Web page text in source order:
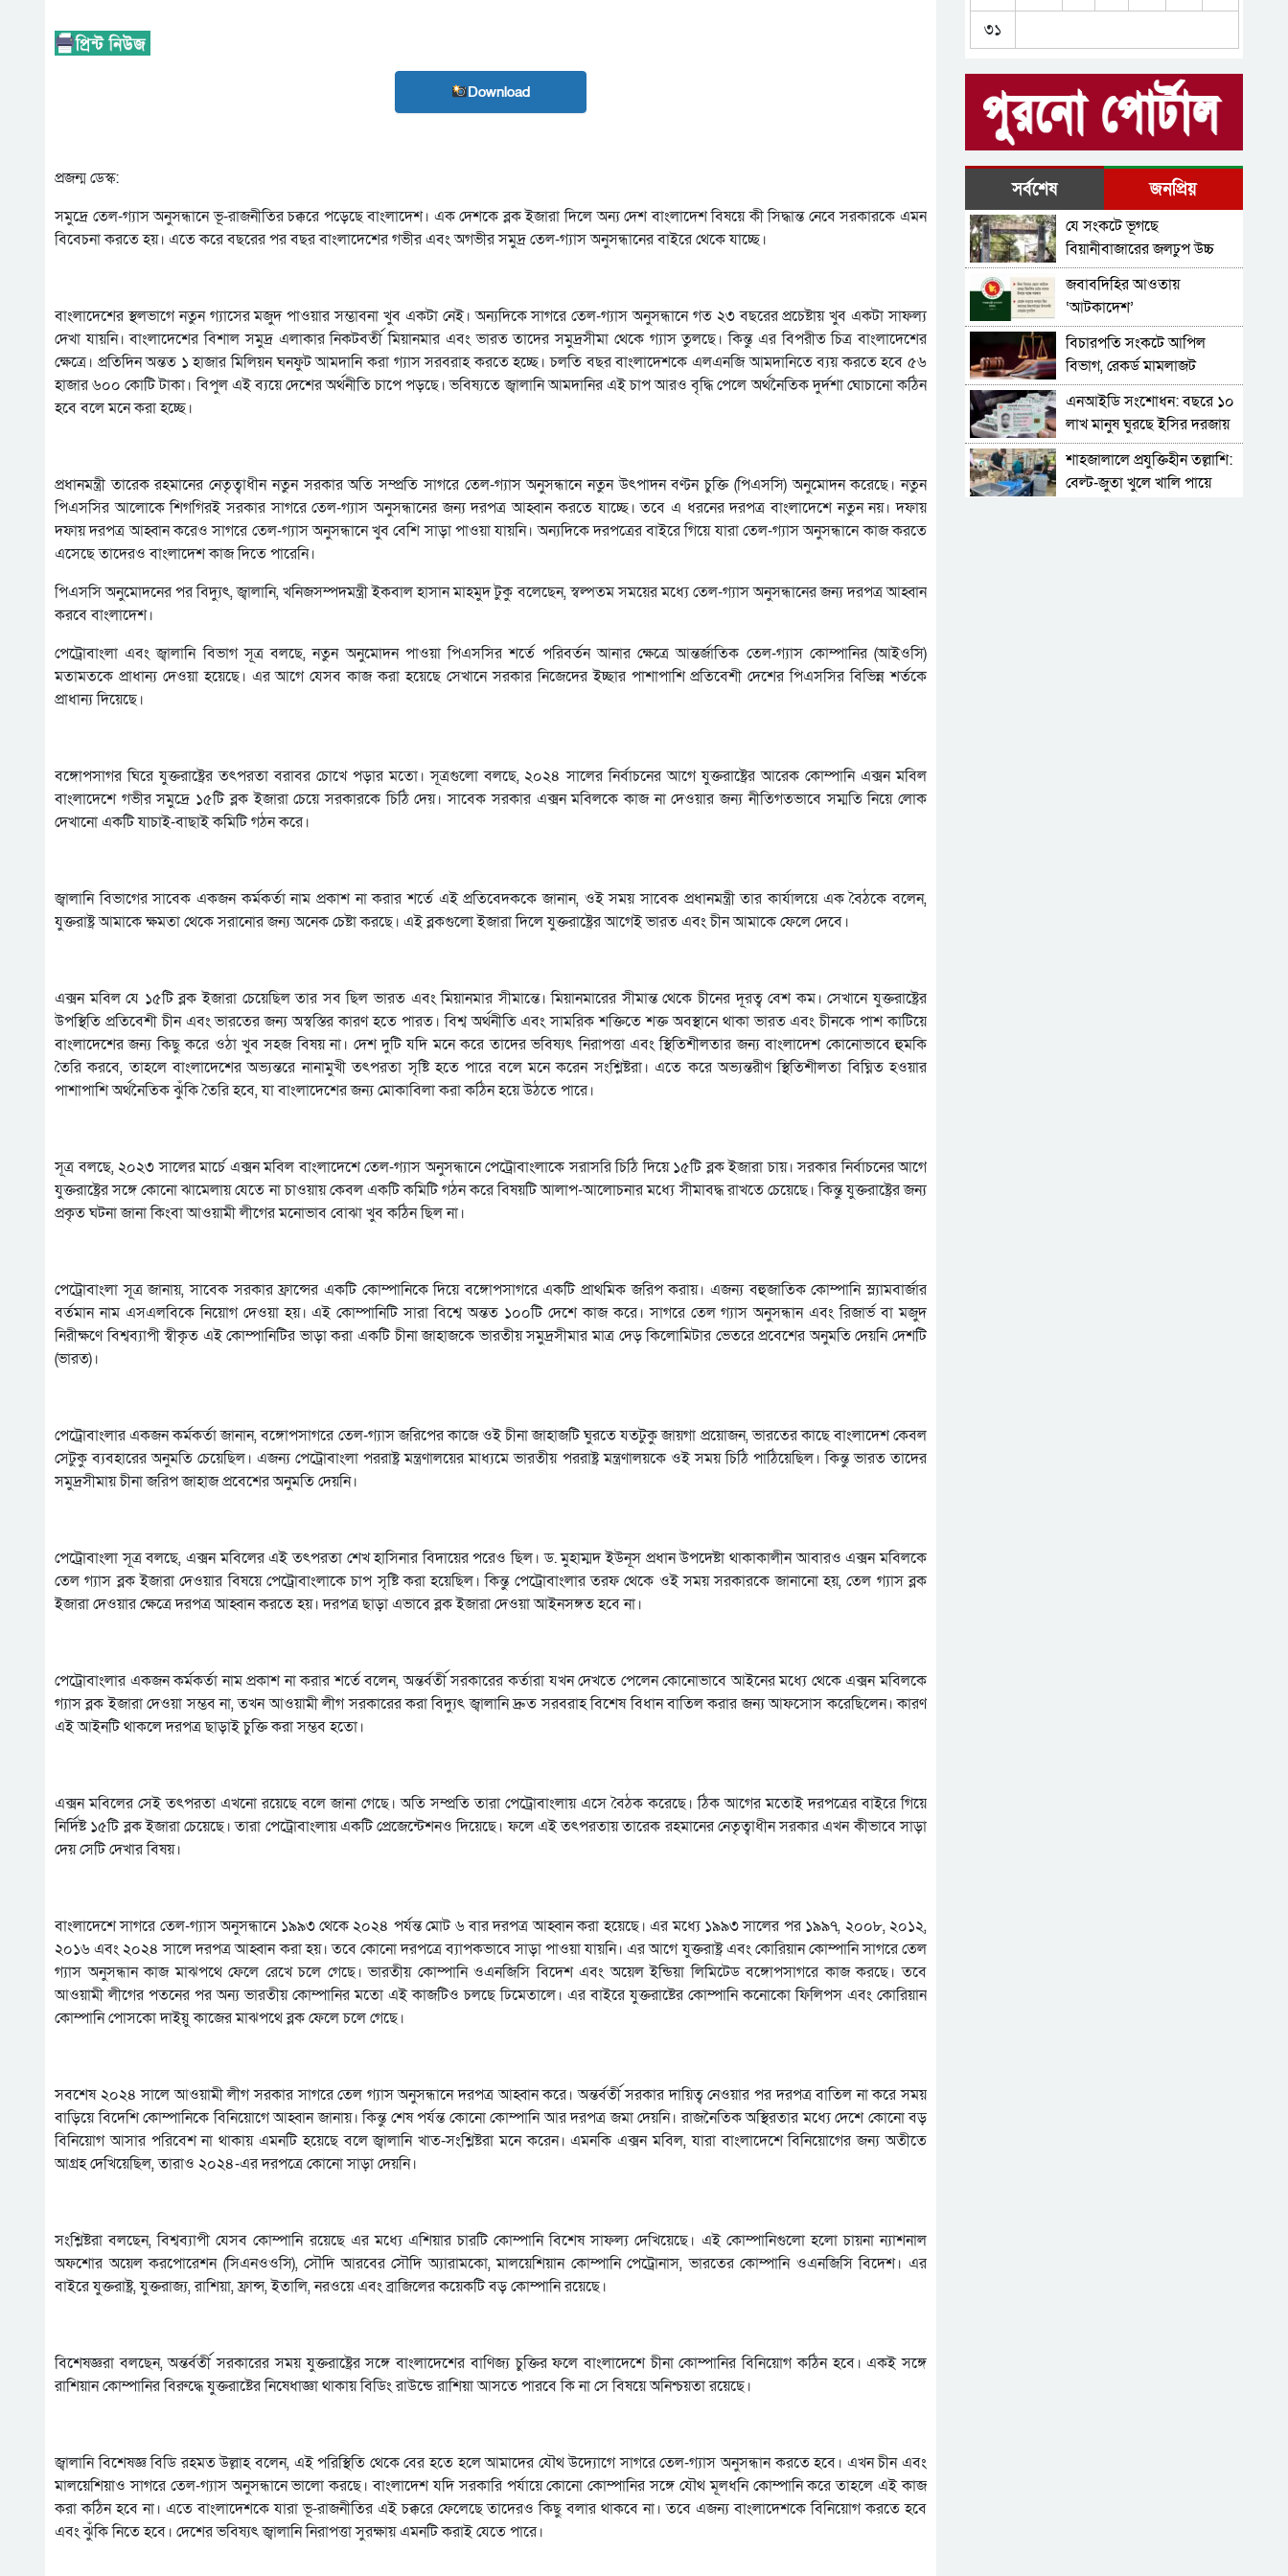
Download
প্রজন্ম ডেস্ক:
সমুদ্রে তেল-গ্যাস অনুসন্ধানে ভূ-রাজনীতির চক্করে পড়েছে বাংলাদেশ। এক দেশকে ব্লক ইজারা দিলে অন্য দেশ বাংলাদেশ বিষয়ে কী সিদ্ধান্ত নেবে সরকারকে এমন
বিবেচনা করতে হয়। এতে করে বছরের পর বছর বাংলাদেশের গভীর এবং অগভীর সমুদ্র তেল-গ্যাস অনুসন্ধানের বাইরে থেকে যাচ্ছে।
বাংলাদেশের স্থলভাগে নতুন গ্যাসের মজুদ পাওয়ার সম্ভাবনা খুব একটা নেই। অন্যদিকে সাগরে তেল-গ্যাস অনুসন্ধানে গত ২৩ বছরের প্রচেষ্টায় খুব একটা সাফল্য
দেখা যায়নি। বাংলাদেশের বিশাল সমুদ্র এলাকার নিকটবর্তী মিয়ানমার এবং ভারত তাদের সমুদ্রসীমা থেকে গ্যাস তুলছে। কিন্তু এর বিপরীত চিত্র বাংলাদেশের
ক্ষেত্রে। প্রতিদিন অন্তত ১ হাজার মিলিয়ন ঘনফুট আমদানি করা গ্যাস সরবরাহ করতে হচ্ছে। চলতি বছর বাংলাদেশকে এলএনজি আমদানিতে ব্যয় করতে হবে ৫৬
হাজার ৬০০ কোটি টাকা। বিপুল এই ব্যয়ে দেশের অর্থনীতি চাপে পড়ছে। ভবিষ্যতে জ্বালানি আমদানির এই চাপ আরও বৃদ্ধি পেলে অর্থনৈতিক দুর্দশা ঘোচানো কঠিন
হবে বলে মনে করা হচ্ছে।
প্রধানমন্ত্রী তারেক রহমানের নেতৃত্বাধীন নতুন সরকার অতি সম্প্রতি সাগরে তেল-গ্যাস অনুসন্ধানে নতুন উৎপাদন বণ্টন চুক্তি (পিএসসি) অনুমোদন করেছে। নতুন
পিএসসির আলোকে শিগগিরই সরকার সাগরে তেল-গ্যাস অনুসন্ধানের জন্য দরপত্র আহ্বান করতে যাচ্ছে। তবে এ ধরনের দরপত্র বাংলাদেশে নতুন নয়। দফায়
দফায় দরপত্র আহ্বান করেও সাগরে তেল-গ্যাস অনুসন্ধানে খুব বেশি সাড়া পাওয়া যায়নি। অন্যদিকে দরপত্রের বাইরে গিয়ে যারা তেল-গ্যাস অনুসন্ধানে কাজ করতে
এসেছে তাদেরও বাংলাদেশ কাজ দিতে পারেনি।
পিএসসি অনুমোদনের পর বিদ্যুৎ, জ্বালানি, খনিজসম্পদমন্ত্রী ইকবাল হাসান মাহমুদ টুকু বলেছেন, স্বল্পতম সময়ের মধ্যে তেল-গ্যাস অনুসন্ধানের জন্য দরপত্র আহ্বান
করবে বাংলাদেশ।
পেট্রোবাংলা এবং জ্বালানি বিভাগ সূত্র বলছে, নতুন অনুমোদন পাওয়া পিএসসির শর্তে পরিবর্তন আনার ক্ষেত্রে আন্তর্জাতিক তেল-গ্যাস কোম্পানির (আইওসি)
মতামতকে প্রাধান্য দেওয়া হয়েছে। এর আগে যেসব কাজ করা হয়েছে সেখানে সরকার নিজেদের ইচ্ছার পাশাপাশি প্রতিবেশী দেশের পিএসসির বিভিন্ন শর্তকে
প্রাধান্য দিয়েছে।
বঙ্গোপসাগর ঘিরে যুক্তরাষ্ট্রের তৎপরতা বরাবর চোখে পড়ার মতো। সূত্রগুলো বলছে, ২০২৪ সালের নির্বাচনের আগে যুক্তরাষ্ট্রের আরেক কোম্পানি এক্সন মবিল
বাংলাদেশে গভীর সমুদ্রে ১৫টি ব্লক ইজারা চেয়ে সরকারকে চিঠি দেয়। সাবেক সরকার এক্সন মবিলকে কাজ না দেওয়ার জন্য নীতিগতভাবে সম্মতি নিয়ে লোক
দেখানো একটি যাচাই-বাছাই কমিটি গঠন করে।
জ্বালানি বিভাগের সাবেক একজন কর্মকর্তা নাম প্রকাশ না করার শর্তে এই প্রতিবেদককে জানান, ওই সময় সাবেক প্রধানমন্ত্রী তার কার্যালয়ে এক বৈঠকে বলেন,
যুক্তরাষ্ট্র আমাকে ক্ষমতা থেকে সরানোর জন্য অনেক চেষ্টা করছে। এই ব্লকগুলো ইজারা দিলে যুক্তরাষ্ট্রের আগেই ভারত এবং চীন আমাকে ফেলে দেবে।
এক্সন মবিল যে ১৫টি ব্লক ইজারা চেয়েছিল তার সব ছিল ভারত এবং মিয়ানমার সীমান্তে। মিয়ানমারের সীমান্ত থেকে চীনের দূরত্ব বেশ কম। সেখানে যুক্তরাষ্ট্রের
উপস্থিতি প্রতিবেশী চীন এবং ভারতের জন্য অস্বস্তির কারণ হতে পারত। বিশ্ব অর্থনীতি এবং সামরিক শক্তিতে শক্ত অবস্থানে থাকা ভারত এবং চীনকে পাশ কাটিয়ে
বাংলাদেশের জন্য কিছু করে ওঠা খুব সহজ বিষয় না। দেশ দুটি যদি মনে করে তাদের ভবিষ্যৎ নিরাপত্তা এবং স্থিতিশীলতার জন্য বাংলাদেশ কোনোভাবে হুমকি
তৈরি করবে, তাহলে বাংলাদেশের অভ্যন্তরে নানামুখী তৎপরতা সৃষ্টি হতে পারে বলে মনে করেন সংশ্লিষ্টরা। এতে করে অভ্যন্তরীণ স্থিতিশীলতা বিঘ্নিত হওয়ার
পাশাপাশি অর্থনৈতিক ঝুঁকি তৈরি হবে, যা বাংলাদেশের জন্য মোকাবিলা করা কঠিন হয়ে উঠতে পারে।
সূত্র বলছে, ২০২৩ সালের মার্চে এক্সন মবিল বাংলাদেশে তেল-গ্যাস অনুসন্ধানে পেট্রোবাংলাকে সরাসরি চিঠি দিয়ে ১৫টি ব্লক ইজারা চায়। সরকার নির্বাচনের আগে
যুক্তরাষ্ট্রের সঙ্গে কোনো ঝামেলায় যেতে না চাওয়ায় কেবল একটি কমিটি গঠন করে বিষয়টি আলাপ-আলোচনার মধ্যে সীমাবদ্ধ রাখতে চেয়েছে। কিন্তু যুক্তরাষ্ট্রের জন্য
প্রকৃত ঘটনা জানা কিংবা আওয়ামী লীগের মনোভাব বোঝা খুব কঠিন ছিল না।
পেট্রোবাংলা সূত্র জানায়, সাবেক সরকার ফ্রান্সের একটি কোম্পানিকে দিয়ে বঙ্গোপসাগরে একটি প্রাথমিক জরিপ করায়। এজন্য বহুজাতিক কোম্পানি স্ল্যামবার্জার
বর্তমান নাম এসএলবিকে নিয়োগ দেওয়া হয়। এই কোম্পানিটি সারা বিশ্বে অন্তত ১০০টি দেশে কাজ করে। সাগরে তেল গ্যাস অনুসন্ধান এবং রিজার্ভ বা মজুদ
নিরীক্ষণে বিশ্বব্যাপী স্বীকৃত এই কোম্পানিটির ভাড়া করা একটি চীনা জাহাজকে ভারতীয় সমুদ্রসীমার মাত্র দেড় কিলোমিটার ভেতরে প্রবেশের অনুমতি দেয়নি দেশটি
(ভারত)।
পেট্রোবাংলার একজন কর্মকর্তা জানান, বঙ্গোপসাগরে তেল-গ্যাস জরিপের কাজে ওই চীনা জাহাজটি ঘুরতে যতটুকু জায়গা প্রয়োজন, ভারতের কাছে বাংলাদেশ কেবল
সেটুকু ব্যবহারের অনুমতি চেয়েছিল। এজন্য পেট্রোবাংলা পররাষ্ট্র মন্ত্রণালয়ের মাধ্যমে ভারতীয় পররাষ্ট্র মন্ত্রণালয়কে ওই সময় চিঠি পাঠিয়েছিল। কিন্তু ভারত তাদের
সমুদ্রসীমায় চীনা জরিপ জাহাজ প্রবেশের অনুমতি দেয়নি।
পেট্রোবাংলা সূত্র বলছে, এক্সন মবিলের এই তৎপরতা শেখ হাসিনার বিদায়ের পরেও ছিল। ড. মুহাম্মদ ইউনূস প্রধান উপদেষ্টা থাকাকালীন আবারও এক্সন মবিলকে
তেল গ্যাস ব্লক ইজারা দেওয়ার বিষয়ে পেট্রোবাংলাকে চাপ সৃষ্টি করা হয়েছিল। কিন্তু পেট্রোবাংলার তরফ থেকে ওই সময় সরকারকে জানানো হয়, তেল গ্যাস ব্লক
ইজারা দেওয়ার ক্ষেত্রে দরপত্র আহ্বান করতে হয়। দরপত্র ছাড়া এভাবে ব্লক ইজারা দেওয়া আইনসঙ্গত হবে না।
পেট্রোবাংলার একজন কর্মকর্তা নাম প্রকাশ না করার শর্তে বলেন, অন্তর্বর্তী সরকারের কর্তারা যখন দেখতে পেলেন কোনোভাবে আইনের মধ্যে থেকে এক্সন মবিলকে
গ্যাস ব্লক ইজারা দেওয়া সম্ভব না, তখন আওয়ামী লীগ সরকারের করা বিদ্যুৎ জ্বালানি দ্রুত সরবরাহ বিশেষ বিধান বাতিল করার জন্য আফসোস করেছিলেন। কারণ
এই আইনটি থাকলে দরপত্র ছাড়াই চুক্তি করা সম্ভব হতো।
এক্সন মবিলের সেই তৎপরতা এখনো রয়েছে বলে জানা গেছে। অতি সম্প্রতি তারা পেট্রোবাংলায় এসে বৈঠক করেছে। ঠিক আগের মতোই দরপত্রের বাইরে গিয়ে
নির্দিষ্ট ১৫টি ব্লক ইজারা চেয়েছে। তারা পেট্রোবাংলায় একটি প্রেজেন্টেশনও দিয়েছে। ফলে এই তৎপরতায় তারেক রহমানের নেতৃত্বাধীন সরকার এখন কীভাবে সাড়া
দেয় সেটি দেখার বিষয়।
বাংলাদেশে সাগরে তেল-গ্যাস অনুসন্ধানে ১৯৯৩ থেকে ২০২৪ পর্যন্ত মোট ৬ বার দরপত্র আহ্বান করা হয়েছে। এর মধ্যে ১৯৯৩ সালের পর ১৯৯৭, ২০০৮, ২০১২,
২০১৬ এবং ২০২৪ সালে দরপত্র আহ্বান করা হয়। তবে কোনো দরপত্রে ব্যাপকভাবে সাড়া পাওয়া যায়নি। এর আগে যুক্তরাষ্ট্র এবং কোরিয়ান কোম্পানি সাগরে তেল
গ্যাস অনুসন্ধান কাজ মাঝপথে ফেলে রেখে চলে গেছে। ভারতীয় কোম্পানি ওএনজিসি বিদেশ এবং অয়েল ইন্ডিয়া লিমিটেড বঙ্গোপসাগরে কাজ করছে। তবে
আওয়ামী লীগের পতনের পর অন্য ভারতীয় কোম্পানির মতো এই কাজটিও চলছে ঢিমেতালে। এর বাইরে যুক্তরাষ্টের কোম্পানি কনোকো ফিলিপস এবং কোরিয়ান
কোম্পানি পোসকো দাইয়ু কাজের মাঝপথে ব্লক ফেলে চলে গেছে।
সবশেষ ২০২৪ সালে আওয়ামী লীগ সরকার সাগরে তেল গ্যাস অনুসন্ধানে দরপত্র আহ্বান করে। অন্তর্বর্তী সরকার দায়িত্ব নেওয়ার পর দরপত্র বাতিল না করে সময়
বাড়িয়ে বিদেশি কোম্পানিকে বিনিয়োগে আহ্বান জানায়। কিন্তু শেষ পর্যন্ত কোনো কোম্পানি আর দরপত্র জমা দেয়নি। রাজনৈতিক অস্থিরতার মধ্যে দেশে কোনো বড়
বিনিয়োগ আসার পরিবেশ না থাকায় এমনটি হয়েছে বলে জ্বালানি খাত-সংশ্লিষ্টরা মনে করেন। এমনকি এক্সন মবিল, যারা বাংলাদেশে বিনিয়োগের জন্য অতীতে
আগ্রহ দেখিয়েছিল, তারাও ২০২৪-এর দরপত্রে কোনো সাড়া দেয়নি।
সংশ্লিষ্টরা বলছেন, বিশ্বব্যাপী যেসব কোম্পানি রয়েছে এর মধ্যে এশিয়ার চারটি কোম্পানি বিশেষ সাফল্য দেখিয়েছে। এই কোম্পানিগুলো হলো চায়না ন্যাশনাল
অফশোর অয়েল করপোরেশন (সিএনওওসি), সৌদি আরবের সৌদি অ্যারামকো, মালয়েশিয়ান কোম্পানি পেট্রোনাস, ভারতের কোম্পানি ওএনজিসি বিদেশ। এর
বাইরে যুক্তরাষ্ট্র, যুক্তরাজ্য, রাশিয়া, ফ্রান্স, ইতালি, নরওয়ে এবং ব্রাজিলের কয়েকটি বড় কোম্পানি রয়েছে।
বিশেষজ্ঞরা বলছেন, অন্তর্বর্তী সরকারের সময় যুক্তরাষ্ট্রের সঙ্গে বাংলাদেশের বাণিজ্য চুক্তির ফলে বাংলাদেশে চীনা কোম্পানির বিনিয়োগ কঠিন হবে। একই সঙ্গে
রাশিয়ান কোম্পানির বিরুদ্ধে যুক্তরাষ্টের নিষেধাজ্ঞা থাকায় বিডিং রাউন্ডে রাশিয়া আসতে পারবে কি না সে বিষয়ে অনিশ্চয়তা রয়েছে।
জ্বালানি বিশেষজ্ঞ বিডি রহমত উল্লাহ বলেন, এই পরিস্থিতি থেকে বের হতে হলে আমাদের যৌথ উদ্যোগে সাগরে তেল-গ্যাস অনুসন্ধান করতে হবে। এখন চীন এবং
মালয়েশিয়াও সাগরে তেল-গ্যাস অনুসন্ধানে ভালো করছে। বাংলাদেশ যদি সরকারি পর্যায়ে কোনো কোম্পানির সঙ্গে যৌথ মূলধনি কোম্পানি করে তাহলে এই কাজ
করা কঠিন হবে না। এতে বাংলাদেশকে যারা ভূ-রাজনীতির এই চক্করে ফেলেছে তাদেরও কিছু বলার থাকবে না। তবে এজন্য বাংলাদেশকে বিনিয়োগ করতে হবে
এবং ঝুঁকি নিতে হবে। দেশের ভবিষ্যৎ জ্বালানি নিরাপত্তা সুরক্ষায় এমনটি করাই যেতে পারে।
চব্বিশের মামলার তদন্ত,
রপ্তানিতে ঊর্ধ্বমুখী প্রবণতা নিয়ে
অর্থবছর শুরু
জুলাই আন্দোলনের পরিচিত
মুখেরা কে কোথায়
২১ বছরের দুদকে নজিরবিহীন
শূন্যতা, হাল ধরবে কে?
খাদ্যে সর্বগ্রাসী ভেজাল
৩১
সর্বশেষ জনপ্রিয়
যে সংকটে ভূগছে
বিয়ানীবাজারের জলঢুপ উচ্চ
বিদ্যালয়
জবাবদিহির আওতায়
‘আটকাদেশ’
বিচারপতি সংকটে আপিল
বিভাগ, রেকর্ড মামলাজট
এনআইডি সংশোধন: বছরে ১০
লাখ মানুষ ঘুরছে ইসির দরজায়
শাহজালালে প্রযুক্তিহীন তল্লাশি:
বেল্ট-জুতা খুলে খালি পায়ে